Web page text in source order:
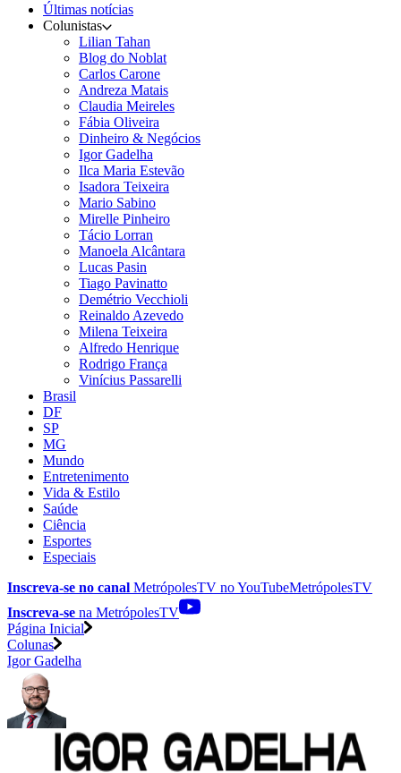
Últimas notícias
Colunistas
Lilian Tahan
Blog do Noblat
Carlos Carone
Andreza Matais
Claudia Meireles
Fábia Oliveira
Dinheiro & Negócios
Igor Gadelha
Ilca Maria Estevão
Isadora Teixeira
Mario Sabino
Mirelle Pinheiro
Tácio Lorran
Manoela Alcântara
Lucas Pasin
Tiago Pavinatto
Demétrio Vecchioli
Reinaldo Azevedo
Milena Teixeira
Alfredo Henrique
Rodrigo França
Vinícius Passarelli
Brasil
DF
SP
MG
Mundo
Entretenimento
Vida & Estilo
Saúde
Ciência
Esportes
Especiais
Inscreva-se no canal MetrópolesTV noYouTubeMetrópolesTV
Inscreva-se na MetrópolesTV
Página Inicial
Colunas
Igor Gadelha